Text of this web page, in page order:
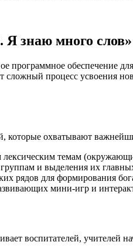
знаю много слов»
программное обеспечение
процесс усвоения
которые охватывают
темам
и выделения их
рядов для формирования
мини-игр и
воспитателей, учителей